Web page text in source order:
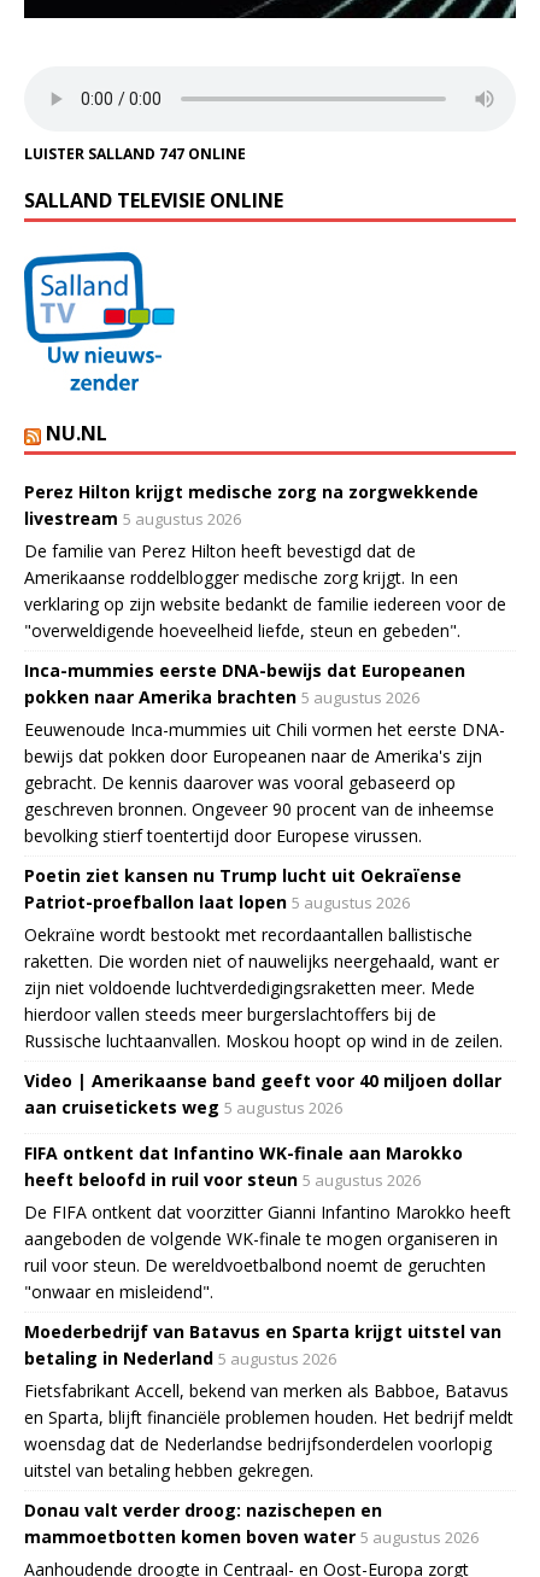
LUISTER SALLAND 747 ONLINE
SALLAND TELEVISIE ONLINE
NU.NL
Perez Hilton krijgt medische zorg na zorgwekkende
livestream 5 augustus 2026
De familie van Perez Hilton heeft bevestigd dat de
Amerikaanse roddelblogger medische zorg krijgt. In een
verklaring op zijn website bedankt de familie iedereen voor de
"overweldigende hoeveelheid liefde, steun en gebeden".
Inca-mummies eerste DNA-bewijs dat Europeanen
pokken naar Amerika brachten 5 augustus 2026
Eeuwenoude Inca-mummies uit Chili vormen het eerste DNA-
bewijs dat pokken door Europeanen naar de Amerika's zijn
gebracht. De kennis daarover was vooral gebaseerd op
geschreven bronnen. Ongeveer 90 procent van de inheemse
bevolking stierf toentertijd door Europese virussen.
Poetin ziet kansen nu Trump lucht uit Oekraïense
Patriot-proefballon laat lopen 5 augustus 2026
Oekraïne wordt bestookt met recordaantallen ballistische
raketten. Die worden niet of nauwelijks neergehaald, want er
zijn niet voldoende luchtverdedigingsraketten meer. Mede
hierdoor vallen steeds meer burgerslachtoffers bij de
Russische luchtaanvallen. Moskou hoopt op wind in de zeilen.
Video | Amerikaanse band geeft voor 40 miljoen dollar
aan cruisetickets weg 5 augustus 2026
FIFA ontkent dat Infantino WK-finale aan Marokko
heeft beloofd in ruil voor steun 5 augustus 2026
De FIFA ontkent dat voorzitter Gianni Infantino Marokko heeft
aangeboden de volgende WK-finale te mogen organiseren in
ruil voor steun. De wereldvoetbalbond noemt de geruchten
"onwaar en misleidend".
Moederbedrijf van Batavus en Sparta krijgt uitstel van
betaling in Nederland 5 augustus 2026
Fietsfabrikant Accell, bekend van merken als Babboe, Batavus
en Sparta, blijft financiële problemen houden. Het bedrijf meldt
woensdag dat de Nederlandse bedrijfsonderdelen voorlopig
uitstel van betaling hebben gekregen.
Donau valt verder droog: nazischepen en
mammoetbotten komen boven water 5 augustus 2026
Aanhoudende droogte in Centraal- en Oost-Europa zorgt